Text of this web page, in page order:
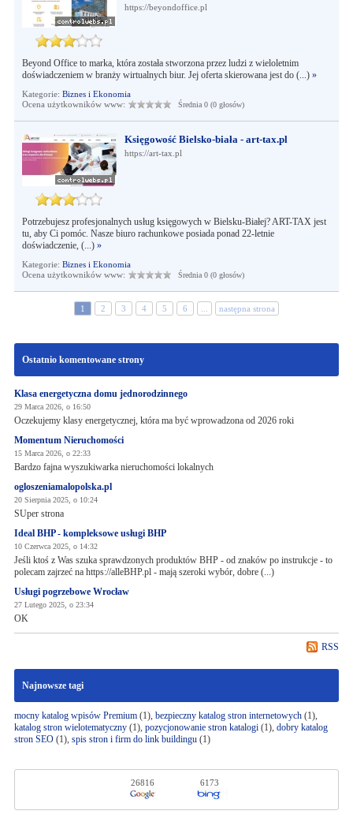
https://beyondoffice.pl
Beyond Office to marka, która została stworzona przez ludzi z wieloletnim
doświadczeniem w branży wirtualnych biur. Jej oferta skierowana jest do (...) »
Kategorie: Biznes i Ekonomia
Ocena użytkowników www:
Średnia 0 (0 głosów)
Księgowość Bielsko-biała - art-tax.pl
https://art-tax.pl
Potrzebujesz profesjonalnych usług księgowych w Bielsku-Białej? ART-TAX jest
tu, aby Ci pomóc. Nasze biuro rachunkowe posiada ponad 22-letnie
doświadczenie, (...) »
Kategorie: Biznes i Ekonomia
Ocena użytkowników www:
Średnia 0 (0 głosów)
1 2 3 4 5 6 następna strona
Ostatnio komentowane strony
Klasa energetyczna domu jednorodzinnego
29 Marca 2026, o 16:50
Oczekujemy klasy energetycznej, która ma być wprowadzona od 2026 roki
Momentum Nieruchomości
15 Marca 2026, o 22:33
Bardzo fajna wyszukiwarka nieruchomości lokalnych
ogloszeniamalopolska.pl
20 Sierpnia 2025, o 10:24
SUper strona
Ideal BHP - kompleksowe usługi BHP
10 Czerwca 2025, o 14:32
Jeśli ktoś z Was szuka sprawdzonych produktów BHP - od znaków po instrukcje - to
polecam zajrzeć na https://alleBHP.pl - mają szeroki wybór, dobre (...)
Usługi pogrzebowe Wrocław
27 Lutego 2025, o 23:34
OK
RSS
Najnowsze tagi
mocny katalog wpisów Premium(1), bezpieczny katalog stron internetowych(1),
katalog stron wielotematyczny(1), pozycjonowanie stron katalogi(1), dobry katalog
stron SEO(1), spis stron i firm do link buildingu(1)
26816 6173